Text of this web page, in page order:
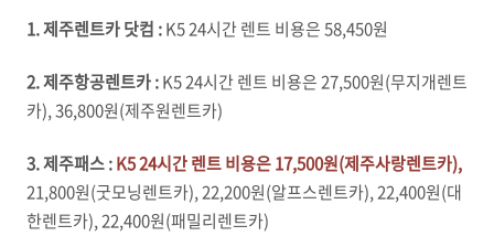
1. 제주렌트카 닷컴 :K5 24시간 렌트 비용은 58,450원
2. 제주항공렌트카 :K5 24시간 렌트 비용은 27,500원(무지개렌트
카), 36,800원(제주원렌트카)
3. 제주패스 :K5 24시간 렌트 비용은 17,500원(제주사랑렌트카),
21,800원(굿모닝렌트카), 22,200원(알프스렌트카), 22,400원(대
한렌트카), 22,400원(패밀리렌트카)